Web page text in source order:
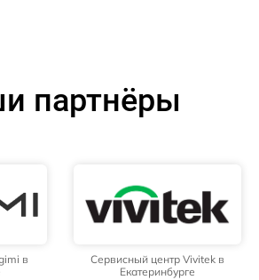
партнёры
в
Сервисный центр Vivitek в
Екатеринбурге